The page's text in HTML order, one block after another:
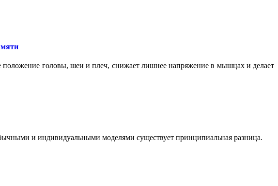
положение головы, шеи и плеч, снижает лишнее напряжение в мышцах и делает
и индивидуальными моделями существует принципиальная разница.